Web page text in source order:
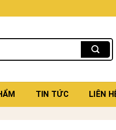
TIN TỨC LIÊN